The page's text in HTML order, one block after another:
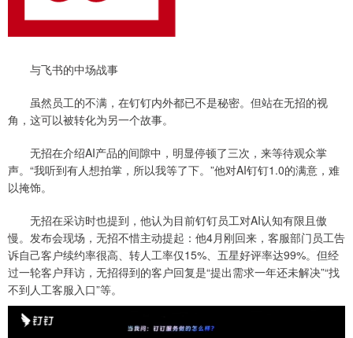
与飞书的中场战事
虽然员工的不满，在钉钉内外都已不是秘密。但站在无招的视
角，这可以被转化为另一个故事。
无招在介绍AI产品的间隙中，明显停顿了三次，来等待观众掌
声。“我听到有人想拍掌，所以我等了下。”他对AI钉钉1.0的满意，难
以掩饰。
无招在采访时也提到，他认为目前钉钉员工对AI认知有限且傲
慢。发布会现场，无招不惜主动提起：他4月刚回来，客服部门员工告
诉自己客户续约率很高、转人工率仅15%、五星好评率达99%。但经
过一轮客户拜访，无招得到的客户回复是“提出需求一年还未解决”“找
不到人工客服入口”等。